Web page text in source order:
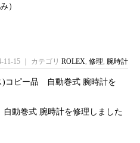
）
11-15 ｜ カテゴリ ROLEX, 修理, 腕時計
)コピー品 自動巻式 腕時計を
動巻式 腕時計を修理しました